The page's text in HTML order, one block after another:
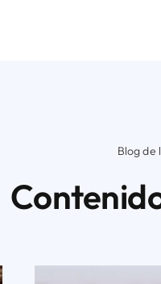
Blog de